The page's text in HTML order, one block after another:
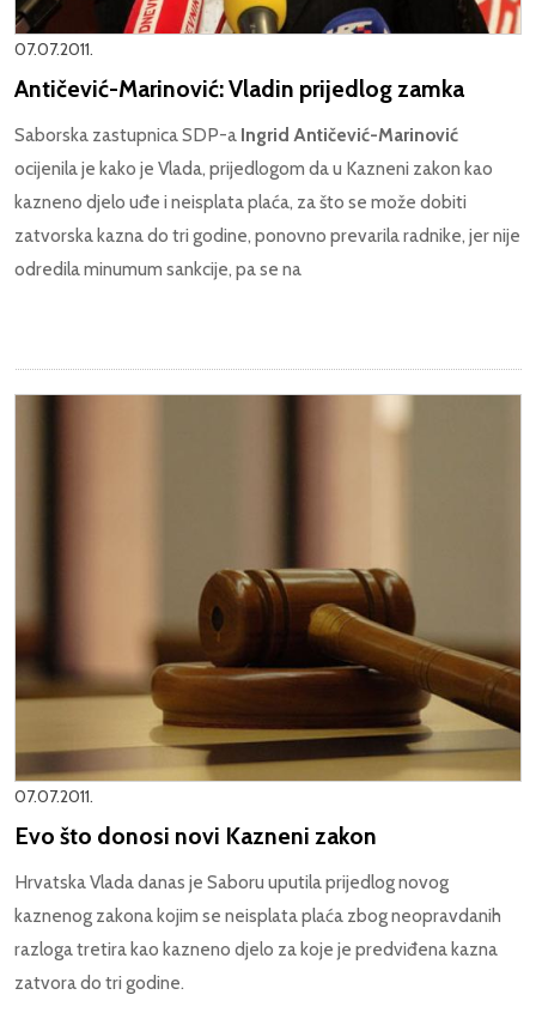
07.07.2011.
Antičević-Marinović: Vladin prijedlog zamka
Saborska zastupnica SDP-a Ingrid Antičević-Marinović
ocijenila je kako je Vlada, prijedlogom da u Kazneni zakon kao
kazneno djelo uđe i neisplata plaća, za što se može dobiti
zatvorska kazna do tri godine, ponovno prevarila radnike, jer nije
odredila minumum sankcije, pa se na
07.07.2011.
Evo što donosi novi Kazneni zakon
Hrvatska Vlada danas je Saboru uputila prijedlog novog
kaznenog zakona kojim se neisplata plaća zbog neopravdanih
razloga tretira kao kazneno djelo za koje je predviđena kazna
zatvora do tri godine.